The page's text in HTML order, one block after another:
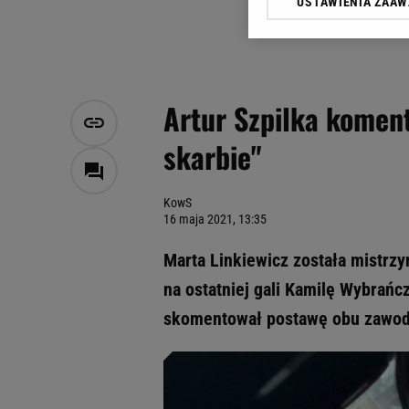
Artur Szpilka
skarbie"
KowS
16 maja 2021, 13:35
Marta Linkiewicz została
na ostatniej gali Kamilę
skomentował postawę obu
Klikając „Akceptuję”
Zaufanych Partnerów i
My, nasi Zaufani
Użycie dokładnych